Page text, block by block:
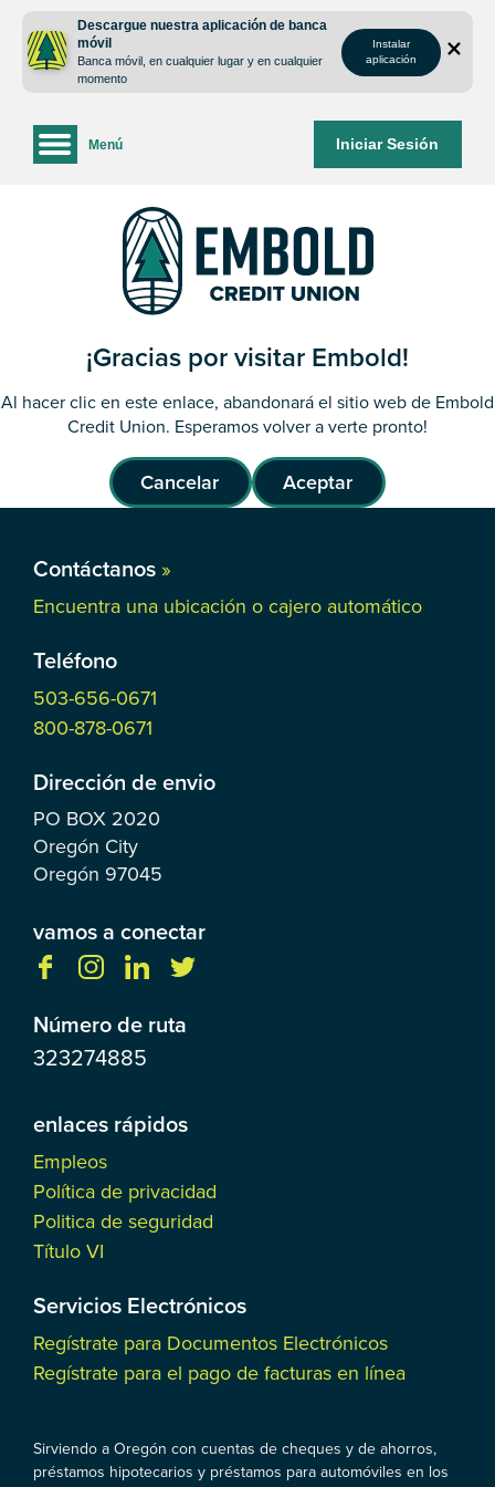
contenido
inicio
Descargue nuestra aplicación de banca
móvil
Banca móvil, en cualquier lugar y en cualquier
momento
Instalar
aplicación
Iniciar Sesión
Menú
¡Gracias por visitar Embold!
Al hacer clic en este enlace, abandonará el sitio web de Embold
Credit Union. Esperamos volver a verte pronto!
Cancelar Aceptar
Contáctanos »
Encuentra una ubicación o cajero automático
Teléfono
503-656-0671
800-878-0671
Dirección de envio
PO BOX 2020
Oregón City
Oregón 97045
vamos a conectar
Número de ruta
323274885
enlaces rápidos
Empleos
Política de privacidad
Politica de seguridad
Título VI
Servicios Electrónicos
Regístrate para Documentos Electrónicos
Regístrate para el pago de facturas en línea
Sirviendo a Oregón con cuentas de cheques y de ahorros,
préstamos hipotecarios y préstamos para automóviles en los